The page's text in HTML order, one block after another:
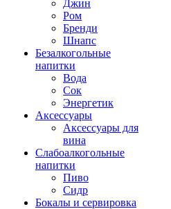
Джин
Ром
Бренди
Шнапс
Безалкогольные
напитки
Вода
Сок
Энергетик
Аксессуары
Аксессуары для
вина
Слабоалкогольные
напитки
Пиво
Сидр
Бокалы и сервировка